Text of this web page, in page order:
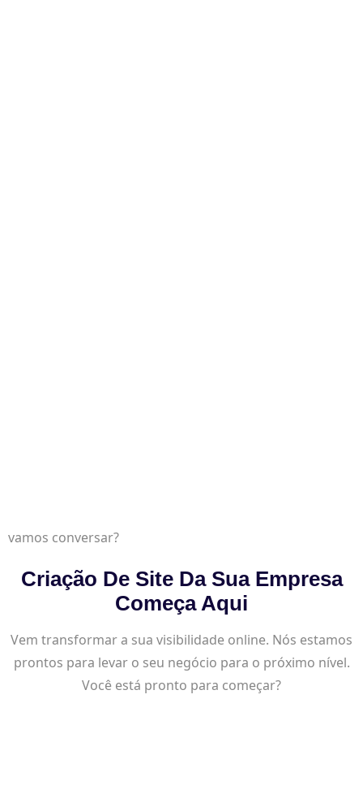
vamos conversar?
Criação De Site Da Sua Empresa
Começa Aqui
Vem transformar a sua visibilidade online. Nós estamos
prontos para levar o seu negócio para o próximo nível.
Você está pronto para começar?